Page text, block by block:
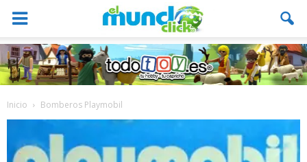
Inicio Bomberos Playmobil